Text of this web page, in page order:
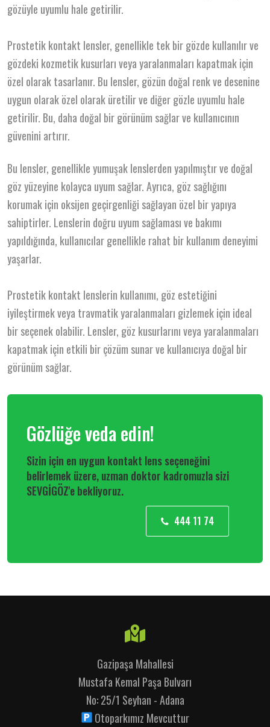
gözüyle uyumlu hale getirilir.
Prostetik kontakt lensler, genellikle tek bir gözde kullanılır ve
gözdeki kozmetik kusurları veya yaralanmaları kapatmak için
özel olarak tasarlanır. Bu lensler, gözün doğal renk ve desenine
uygun olarak özel olarak üretilir ve diğer gözle uyumlu hale
getirilir. Bu, daha doğal bir görünüm sağlar ve kullanıcının
güvenini artırır.
Bu lensler, genellikle yumuşak lenslerden yapılmıştır ve doğal
göz yüzeyine kolayca uyum sağlar. Ayrıca, göz sağlığını
korumak için oksijen geçirgenliği sağlayan özel bir yapıya
sahiptirler. Lenslerin doğru uyum sağlaması ve bakımı
yapıldığında, kullanıcılar genellikle rahat bir kullanım deneyimi
yaşarlar.
Prostetik kontakt lenslerin kullanımı, göz estetiğini
iyileştirmek veya travmatik yaralanmaları gizlemek için ideal
bir seçenek olabilir. Lensler, göz kusurlarını veya yaralanmaları
kapatmak için etkili bir çözüm sunar ve kullanıcıya doğal bir
görünüm sağlar.
Gözlüğe veda edin!
Sizin için en uygun kontakt lens seçeneğini
belirlemek üzere, uzman doktor kadromuzla sizi
SEVGİGÖZ'e bekliyoruz.
444 11 74
Gazipaşa Mahallesi
Mustafa Kemal Paşa Bulvarı
No: 25/1 Seyhan - Adana
Otoparkımız Mevcuttur